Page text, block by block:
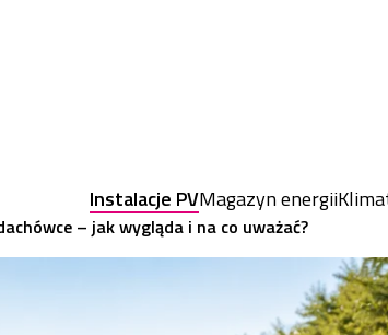
Instalacje PVMagazyn energii
– jak wygląda i na co uważać?